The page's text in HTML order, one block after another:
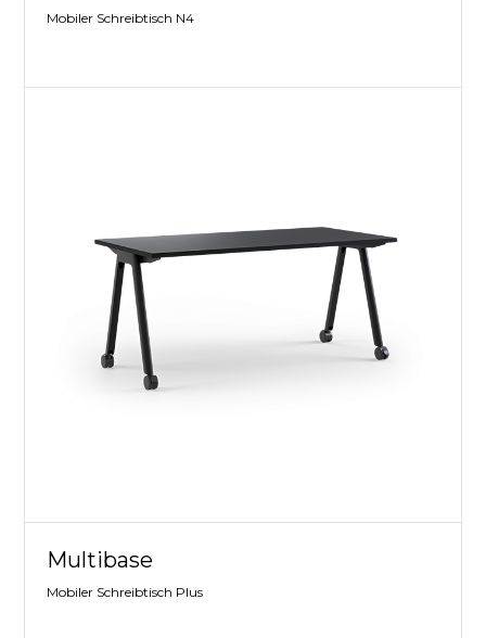
Mobiler Schreibtisch N4
Multibase
Mobiler Schreibtisch Plus